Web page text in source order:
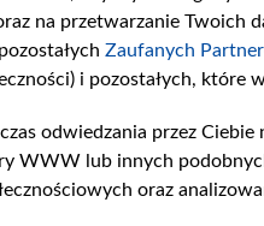
Materiały prasowe
na przetwarzanie Twoich
Zaufanych
i pozostałych, które
odwiedzania przez Ciebie
WWW lub innych
oraz